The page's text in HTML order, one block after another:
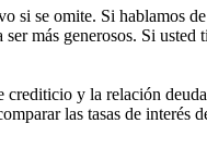
si se omite. Si hablamos
más generosos. Si usted
y la relación
las tasas de interés